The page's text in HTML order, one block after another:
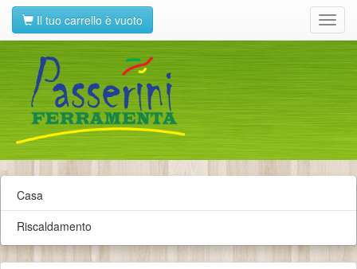
Il tuo carrello è vuoto
Casa
Riscaldamento